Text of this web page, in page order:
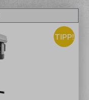
TIPP!